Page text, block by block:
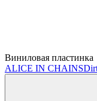
Виниловая пластинка
ALICE IN CHAINS